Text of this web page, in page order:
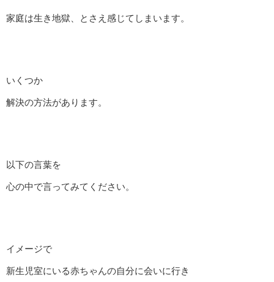
家庭は生き地獄、とさえ感じてしまいます。
いくつか
解決の方法があります。
以下の言葉を
心の中で言ってみてください。
イメージで
新生児室にいる赤ちゃんの自分に会いに行き